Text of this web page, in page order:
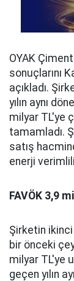
OYAK
sonuçlarını
açıkladı.
yılın aynı
milyar TL'ye
tamamladı.
satış
enerji
FAVÖK 3,9
Şirketin ikinci
bir önceki
milyar TL'ye
geçen yılın